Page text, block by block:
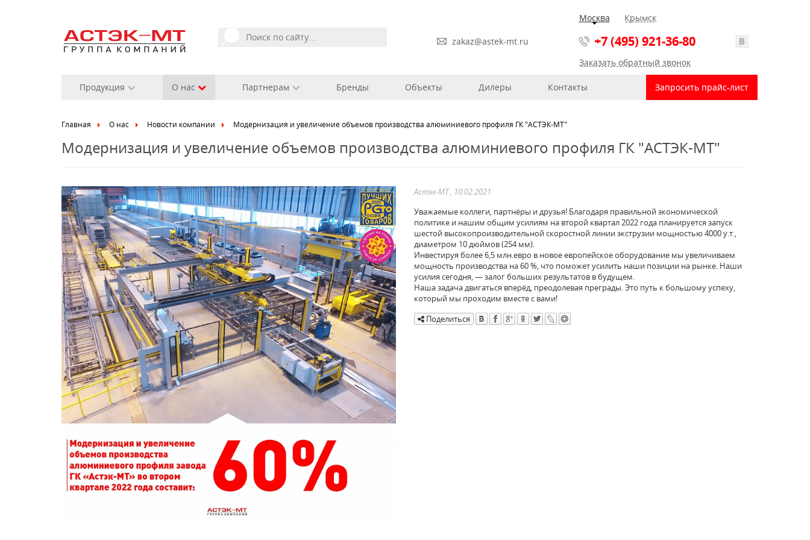
zakaz@astek-mt.ru
Москва Крымск
+7 (495) 921-36-80
Заказать обратный звонок
Продукция О нас Партнерам Бренды Объекты Дилеры Контакты Запросить прайс-лист
Главная О нас Новости компании Модернизация и увеличение объемов производства алюминиевого профиля ГК "АСТЭК-МТ"
Модернизация и увеличение объемов производства алюминиевого профиля ГК "АСТЭК-МТ"
Астэк-МТ , 10.02.2021
Уважаемые коллеги, партнёры и друзья! Благодаря правильной экономической
политике и нашим общим усилиям на второй квартал 2022 года планируется запуск
шестой высокопроизводительной скоростной линии экструзии мощностью 4000 у.т.,
диаметром 10 дюймов (254 мм).
Инвестируя более 6,5 млн.евро в новое европейское оборудование мы увеличиваем
мощность производства на 60 %, что поможет усилить наши позиции на рынке. Наши
усилия сегодня, — залог больших результатов в будущем.
Наша задача двигаться вперёд, преодолевая преграды. Это путь к большому успеху,
который мы проходим вместе с вами!
Поделиться